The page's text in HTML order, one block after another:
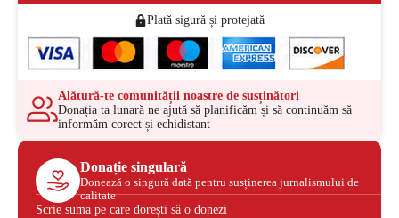
Plată sigură și protejată
Alătură-te comunității noastre de susținători
Donația ta lunară ne ajută să planificăm și să continuăm să
informăm corect și echidistant
Donație singulară
Donează o singură dată pentru susținerea jurnalismului de
calitate
Scrie suma pe care dorești să o donezi